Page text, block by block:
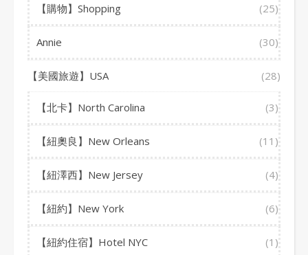
【購物】Shopping (25)
Annie (30)
【美國旅遊】USA (28)
【北卡】North Carolina (3)
【紐奧良】New Orleans (11)
【紐澤西】New Jersey (4)
【紐約】New York (6)
【紐約住宿】Hotel NYC (1)